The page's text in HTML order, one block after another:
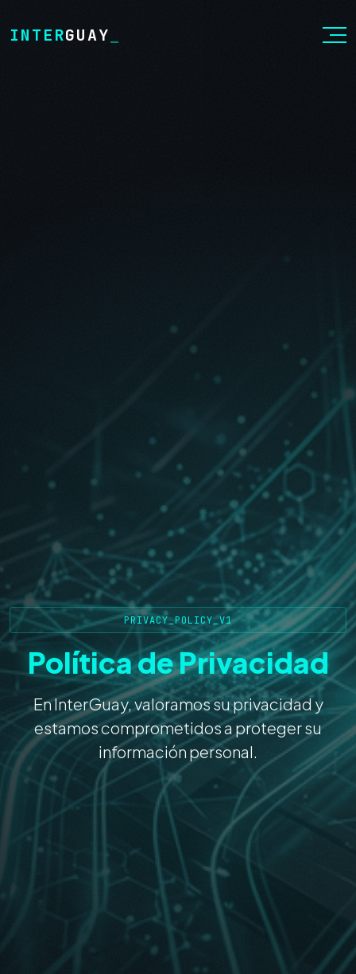
INTERGUAY
PRIVACY_POLICY_V1
Política de Privacidad
En InterGuay, valoramos su privacidad y
estamos comprometidos a proteger su
información personal.